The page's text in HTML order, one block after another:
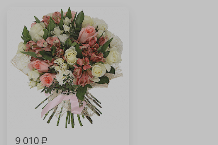
9 010₽